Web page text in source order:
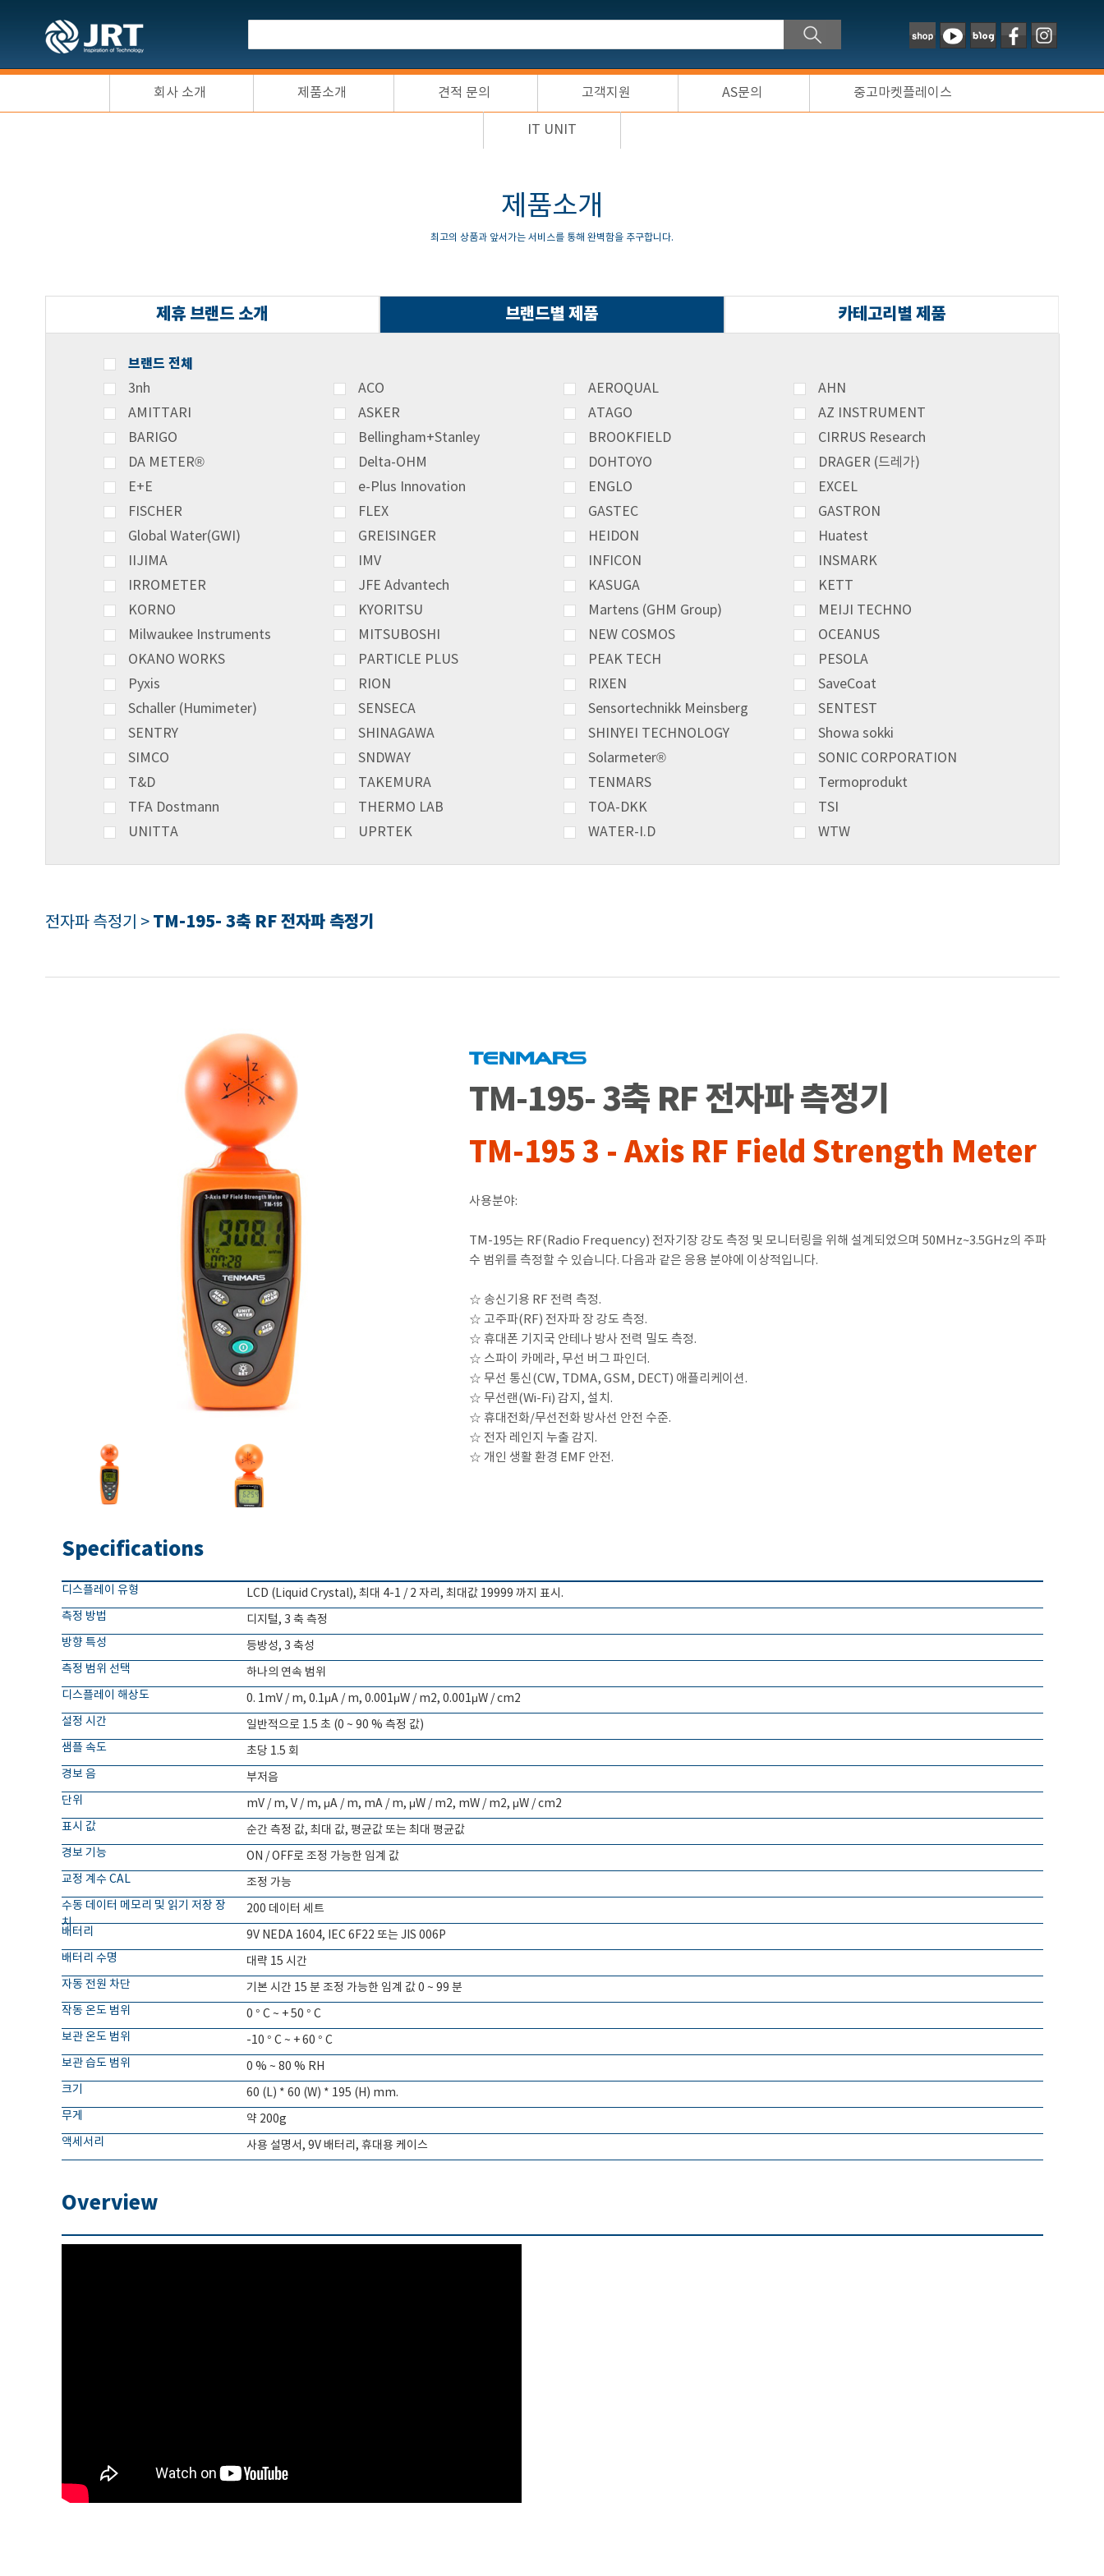
회사 소개 제품소개 견적 문의 고객지원 AS문의 중고마켓플레이스
IT UNIT
제품소개
최고의 상품과 앞서가는 서비스를 통해 완벽함을 추구합니다.
제휴 브랜드 소개 브랜드별 제품 카테고리별 제품
브랜드 전체
3nh ACO AEROQUAL
AHN
AMITTARI
ASKER ATAGO
AZ INSTRUMENT
BARIGO
Bellingham+Stanley BROOKFIELD
CIRRUS Research
DA METER®
Delta-OHM DOHTOYO
DRAGER (드레가)
E+E
e-Plus Innovation ENGLO
EXCEL
FISCHER
FLEX GASTEC
GASTRON
Global Water(GWI)
GREISINGER HEIDON
Huatest
IIJIMA
IMV INFICON
INSMARK
IRROMETER
JFE Advantech KASUGA
KETT
KORNO
KYORITSU Martens (GHM Group)
MEIJI TECHNO
Milwaukee Instruments
MITSUBOSHI NEW COSMOS
OCEANUS
OKANO WORKS
PARTICLE PLUS PEAK TECH
PESOLA
Pyxis
RION RIXEN
SaveCoat
Schaller (Humimeter)
SENSECA Sensortechnikk Meinsberg
SENTEST
SENTRY
SHINAGAWA SHINYEI TECHNOLOGY
Showa sokki
SIMCO
SNDWAY Solarmeter®
SONIC CORPORATION
T&D
TAKEMURA TENMARS
Termoprodukt
TFA Dostmann
THERMO LAB TOA-DKK
TSI
UNITTA
UPRTEK WATER-I.D WTW
전자파 측정기 > TM-195- 3축 RF 전자파 측정기
TM-195- 3축 RF 전자파 측정기
TM-195 3 - Axis RF Field Strength Meter
사용분야:
TM-195는 RF(Radio Frequency) 전자기장 강도 측정 및 모니터링을 위해 설계되었으며 50MHz~3.5GHz의 주파
수 범위를 측정할 수 있습니다. 다음과 같은 응용 분야에 이상적입니다.
☆ 송신기용 RF 전력 측정.
☆ 고주파(RF) 전자파 장 강도 측정.
☆ 휴대폰 기지국 안테나 방사 전력 밀도 측정.
☆ 스파이 카메라, 무선 버그 파인더.
☆ 무선 통신(CW, TDMA, GSM, DECT) 애플리케이션.
☆ 무선랜(Wi-Fi) 감지, 설치.
☆ 휴대전화/무선전화 방사선 안전 수준.
☆ 전자 레인지 누출 감지.
☆ 개인 생활 환경 EMF 안전.
Specifications
디스플레이 유형
LCD (Liquid Crystal), 최대 4-1 / 2 자리, 최대값 19999 까지 표시.
측정 방법
디지털, 3 축 측정
방향 특성
등방성, 3 축성
측정 범위 선택
하나의 연속 범위
디스플레이 해상도
0. 1mV / m, 0.1μA / m, 0.001μW / m2, 0.001μW / cm2
설정 시간
일반적으로 1.5 초 (0 ~ 90 % 측정 값)
샘플 속도
초당 1.5 회
경보 음
부저음
단위
mV / m, V / m, μA / m, mA / m, μW / m2, mW / m2, μW / cm2
표시 값
순간 측정 값, 최대 값, 평균값 또는 최대 평균값
경보 기능
ON / OFF로 조정 가능한 임계 값
교정 계수 CAL
조정 가능
수동 데이터 메모리 및 읽기 저장 장
치
200 데이터 세트
배터리
9V NEDA 1604, IEC 6F22 또는 JIS 006P
배터리 수명
대략 15 시간
자동 전원 차단
기본 시간 15 분 조정 가능한 임계 값 0 ~ 99 분
작동 온도 범위
0 ° C ~ + 50 ° C
보관 온도 범위
-10 ° C ~ + 60 ° C
보관 습도 범위
0 % ~ 80 % RH
크기
60 (L) * 60 (W) * 195 (H) mm.
무게
약 200g
액세서리
사용 설명서, 9V 배터리, 휴대용 케이스
Overview